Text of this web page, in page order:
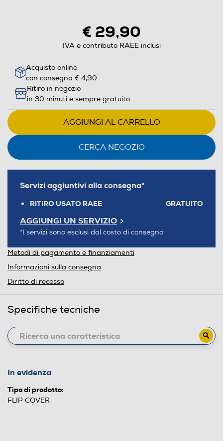
€ 29,90
IVA e contributo RAEE inclusi
Acquisto online
con consegna € 4,90
Ritiro in negozio
in 30 minuti e sempre gratuito
AGGIUNGI AL CARRELLO
CERCA NEGOZIO
Servizi aggiuntivi alla consegna*
RITIRO USATO RAEE GRATUITO
AGGIUNGI UN SERVIZIO
*I servizi sono esclusi dal costo di consegna
Metodi di pagamento e finanziamenti
Informazioni sulla consegna
Diritto di recesso
Specifiche tecniche
In evidenza
Tipo di prodotto:
FLIP COVER